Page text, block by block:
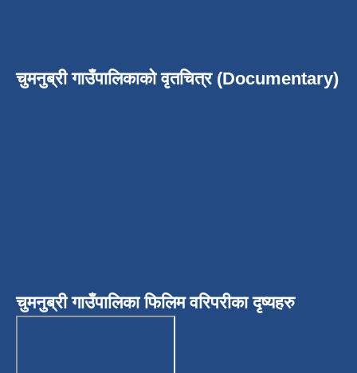
चुमनुब्री गाउँपालिकाको वृतचित्र (Documentary)
चुमनुब्री गाउँपालिका फिलिम वरिपरीका दृष्यहरु